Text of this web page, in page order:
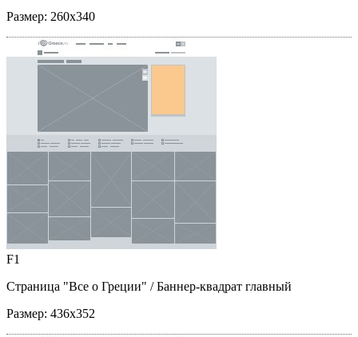
Размер: 260x340
F1
Страница "Все о Греции" / Баннер-квадрат главный
Размер: 436x352